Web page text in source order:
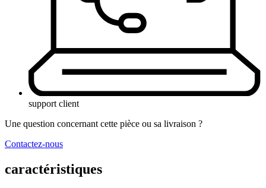
support client
Une question concernant cette pièce ou sa livraison ?
Contactez-nous
caractéristiques